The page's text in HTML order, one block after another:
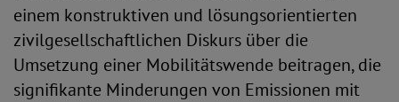
einem konstruktiven und lösungsorientierten
zivilgesellschaftlichen Diskurs über die
Umsetzung einer Mobilitätswende beitragen, die
signifikante Minderungen von Emissionen mit